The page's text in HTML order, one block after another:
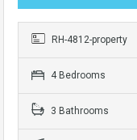
RH-4812-property
4 Bedrooms
3 Bathrooms